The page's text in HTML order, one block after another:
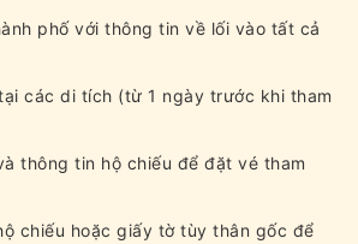
phố với thông tin về lối vào tất cả
các di tích (từ 1 ngày trước khi tham
thông tin hộ chiếu để đặt vé tham
chiếu hoặc giấy tờ tùy thân gốc để